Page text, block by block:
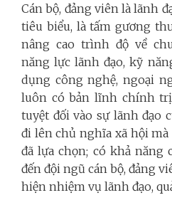
Cán bộ, đảng viên là lãnh
tiêu biểu, là tấm gương
nâng cao trình độ về
năng lực lãnh đạo, kỹ
dụng công nghệ, ngoại
luôn có bản lĩnh chính
tuyệt đối vào sự lãnh đạo
đi lên chủ nghĩa xã hội
đã lựa chọn; có khả năng
đến đội ngũ cán bộ, đảng
hiện nhiệm vụ lãnh đạo,